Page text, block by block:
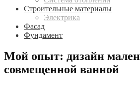
Строительные материалы
Электрика
Фасад
Фундамент
Мой опыт: дизайн
совмещенной ванной